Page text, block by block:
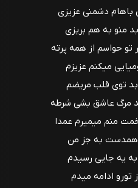
دشمنی عزیزی
منو به هم بریزی
حواسم از همه پرته
میکنم عزیزم
توی قلب مریضم
مرگ عاشق بشی شرطه
منم میمیرم عمدا
همدست به جز من
یه جایی رسیدم
تورو ادامه میدم